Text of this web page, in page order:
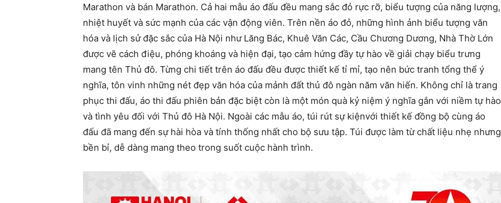
Marathon và bán Marathon. Cả hai mẫu áo đấu đều mang sắc đỏ rực rỡ, biểu tượng của năng lượng,
nhiệt huyết và sức mạnh của các vận động viên. Trên nền áo đỏ, những hình ảnh biểu tượng văn
hóa và lịch sử đặc sắc của Hà Nội như Lăng Bác, Khuê Văn Các, Cầu Chương Dương, Nhà Thờ Lớn
được vẽ cách điệu, phóng khoáng và hiện đại, tạo cảm hứng đầy tự hào về giải chạy biểu trưng
mang tên Thủ đô. Từng chi tiết trên áo đấu đều được thiết kế tỉ mỉ, tạo nên bức tranh tổng thể ý
nghĩa, tôn vinh những nét đẹp văn hóa của mảnh đất thủ đô ngàn năm văn hiến. Không chỉ là trang
phục thi đấu, áo thi đấu phiên bản đặc biệt còn là một món quà kỷ niệm ý nghĩa gắn với niềm tự hào
và tình yêu đối với Thủ đô Hà Nội. Ngoài các mẫu áo, túi rút sự kiệnvới thiết kế đồng bộ cùng áo
đấu đã mang đến sự hài hòa và tính thống nhất cho bộ sưu tập. Túi được làm từ chất liệu nhẹ nhưng
bền bỉ, dễ dàng mang theo trong suốt cuộc hành trình.